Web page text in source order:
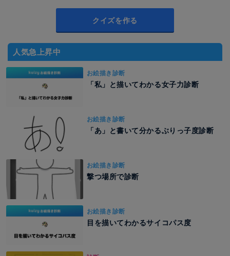
クイズを作る
人気急上昇中
お絵描き診断
「私」と描いてわかる女子力診断
お絵描き診断
「あ」と書いて分かるぶりっ子度診断
お絵描き診断
撃つ場所で診断
お絵描き診断
目を描いてわかるサイコパス度